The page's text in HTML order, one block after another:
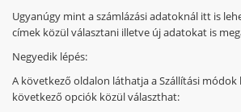
Ugyanúgy mint a számlázási adatoknál itt is
címek közül választani illetve új adatokat is
Negyedik lépés:
A következő oldalon láthatja a Szállítási
következő opciók közül választhat: